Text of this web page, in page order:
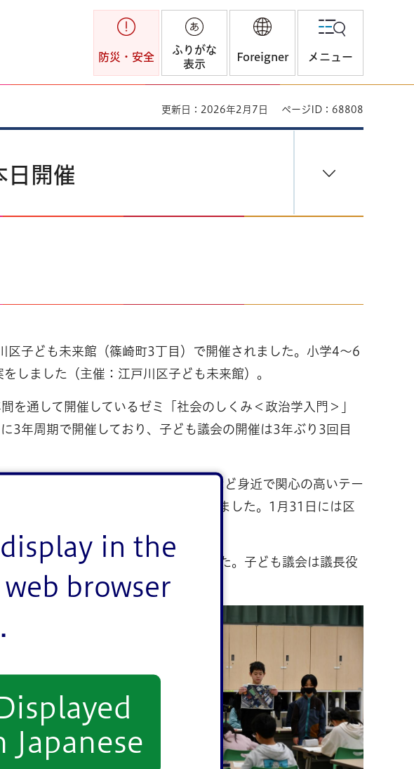
in the
browser
Japanese
防災・安全
ふりがな
表示
Foreigner メニュー
更新日：2026年2月7日 ページID：68808
日開催
子ども未来館（篠崎町3丁目）で開催されました。小学4～6
しました（主催：江戸川区子ども未来館）。
を通して開催しているゼミ「社会のしくみ＜政治学入門＞」
3年周期で開催しており、子ども議会の開催は3年ぶり3回目
環境問題・ごみ」、「学校生活」など身近で関心の高いテー
成や当日の役割分担など準備を進めました。1月31日には区
区文化共育部の職員らが集まりました。子ども議会は議長役
が順番に質問者として登壇しました。
害のあり
てほしい
かりあえ
るなど、
暮らせる
ろいろな